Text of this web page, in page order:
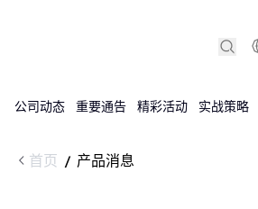
公司动态 重要通告 精彩活动 实战策略
首页 / 产品消息